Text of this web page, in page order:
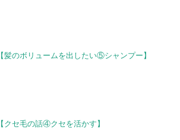
【髪のボリュームを出したい⑤シャンプー】
【クセ毛の話④クセを活かす】